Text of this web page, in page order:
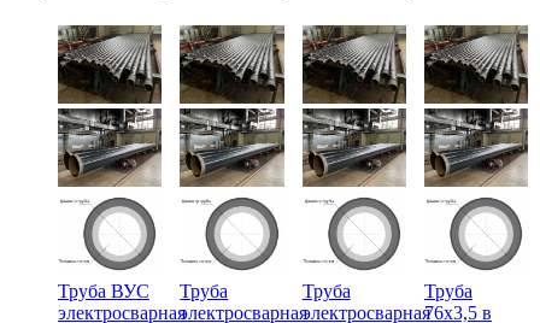
Труба ВУС
электросварная
Труба
электросварная
Труба
электросварная
Труба
76х3,5 в